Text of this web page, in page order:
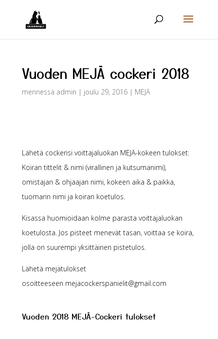
Vuoden MEJÄ cockeri 2018
mennessä admin | joulu 29, 2016| MEJÄ
Lähetä cockerisi voittajaluokan MEJÄ-kokeen tulokset:
Koiran tittelit & nimi (virallinen ja kutsumanimi),
omistajan & ohjaajan nimi, kokeen aika & paikka,
tuomarin nimi ja koiran koetulos.
Kisassa huomioidaan kolme parasta voittajaluokan
koetulosta. Jos pisteet menevät tasan, voittaa se koira,
jolla on suurempi yksittäinen pistetulos.
Lähetä mejätulokset
osoitteeseen mejacockerspanielit@gmail.com
Vuoden 2018 MEJÄ-Cockeri tulokset